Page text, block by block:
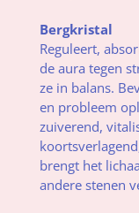
Bergkristal
Reguleert,
de aura tegen
ze in balans.
en probleem
zuiverend,
brengt het
andere stenen